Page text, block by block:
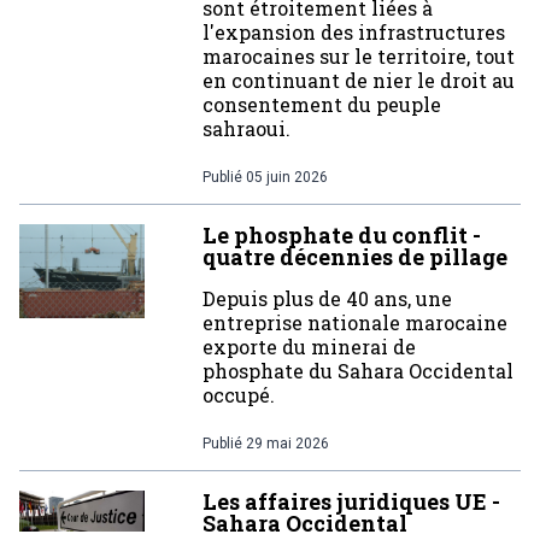
sont étroitement liées à
l'expansion des infrastructures
marocaines sur le territoire, tout
en continuant de nier le droit au
consentement du peuple
sahraoui.
Publié 05 juin 2026
Le phosphate du conflit -
quatre décennies de pillage
Depuis plus de 40 ans, une
entreprise nationale marocaine
exporte du minerai de
phosphate du Sahara Occidental
occupé.
Publié 29 mai 2026
Les affaires juridiques UE -
Sahara Occidental